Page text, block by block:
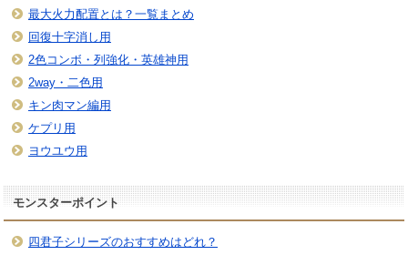
最大火力配置とは？一覧まとめ
回復十字消し用
2色コンボ・列強化・英雄神用
2way・二色用
キン肉マン編用
ケプリ用
ヨウユウ用
モンスターポイント
四君子シリーズのおすすめはどれ？